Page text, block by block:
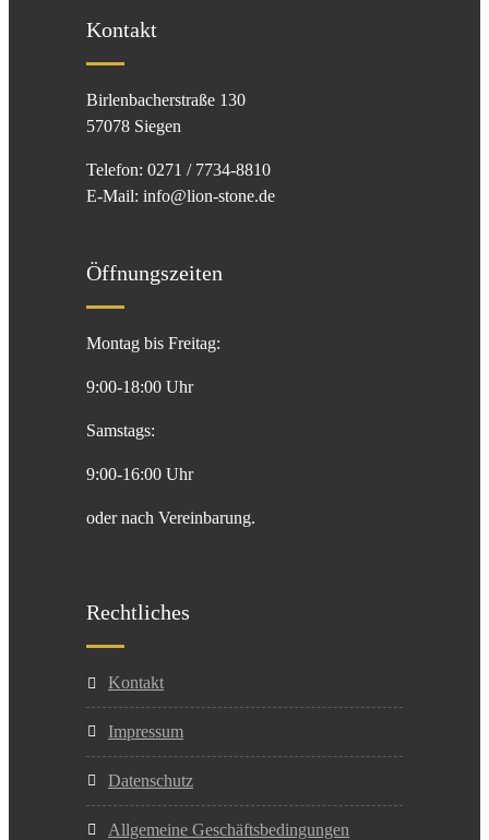
Kontakt
Birlenbacherstraße 130
57078 Siegen
Telefon: 0271 / 7734-8810
E-Mail: info@lion-stone.de
Öffnungszeiten
Montag bis Freitag:
9:00-18:00 Uhr
Samstags:
9:00-16:00 Uhr
oder nach Vereinbarung.
Rechtliches
Kontakt
Impressum
Datenschutz
Allgemeine Geschäftsbedingungen